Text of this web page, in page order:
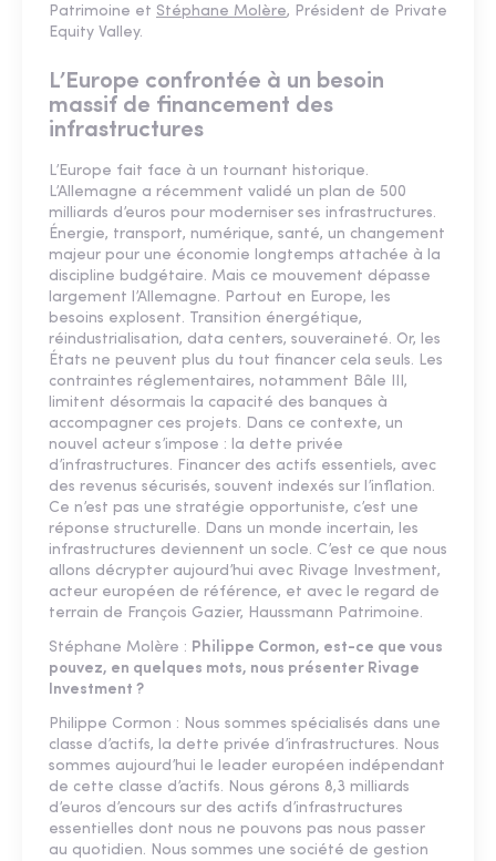
Patrimoine et Stéphane Molère, Président de Private
Equity Valley.
L’Europe confrontée à un besoin
massif de financement des
infrastructures
L’Europe fait face à un tournant historique.
L’Allemagne a récemment validé un plan de 500
milliards d’euros pour moderniser ses infrastructures.
Énergie, transport, numérique, santé, un changement
majeur pour une économie longtemps attachée à la
discipline budgétaire. Mais ce mouvement dépasse
largement l’Allemagne. Partout en Europe, les
besoins explosent. Transition énergétique,
réindustrialisation, data centers, souveraineté. Or, les
États ne peuvent plus du tout financer cela seuls. Les
contraintes réglementaires, notamment Bâle III,
limitent désormais la capacité des banques à
accompagner ces projets. Dans ce contexte, un
nouvel acteur s’impose : la dette privée
d’infrastructures. Financer des actifs essentiels, avec
des revenus sécurisés, souvent indexés sur l’inflation.
Ce n’est pas une stratégie opportuniste, c’est une
réponse structurelle. Dans un monde incertain, les
infrastructures deviennent un socle. C’est ce que nous
allons décrypter aujourd’hui avec Rivage Investment,
acteur européen de référence, et avec le regard de
terrain de François Gazier, Haussmann Patrimoine.
Stéphane Molère : Philippe Cormon, est-ce que vous
pouvez, en quelques mots, nous présenter Rivage
Investment ?
Philippe Cormon : Nous sommes spécialisés dans une
classe d’actifs, la dette privée d’infrastructures. Nous
sommes aujourd’hui le leader européen indépendant
de cette classe d’actifs. Nous gérons 8,3 milliards
d’euros d’encours sur des actifs d’infrastructures
essentielles dont nous ne pouvons pas nous passer
au quotidien. Nous sommes une société de gestion